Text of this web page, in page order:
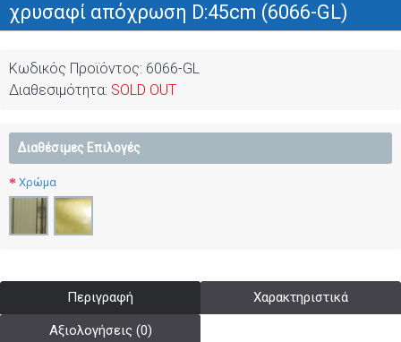
χρυσαφί απόχρωση D:45cm (6066-GL)
Κωδικός Προϊόντος: 6066-GL
Διαθεσιμότητα: SOLD OUT
Διαθέσιμες Επιλογές
Χρώμα
Περιγραφή Χαρακτηριστικά
Αξιολογήσεις (0)